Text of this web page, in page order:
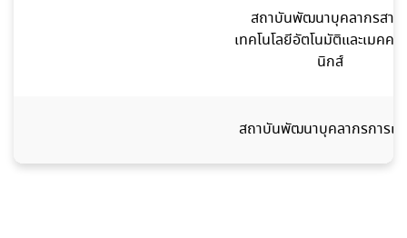
สถาบันพัฒนาบุคลากรสาข
เทคโนโลยีอัตโนมัติและเมคคา
นิกส์
สถาบันพัฒนาบุคลากรการเ